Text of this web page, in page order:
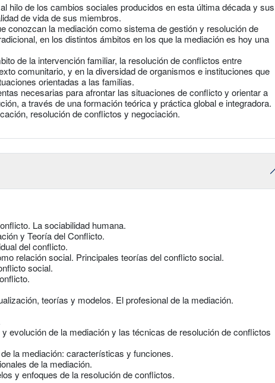
hilo de los cambios sociales producidos en esta última década y sus
de vida de sus miembros.
conozcan la mediación como sistema de gestión y resolución de
en los distintos ámbitos en los que la mediación es hoy una
de la intervención familiar, la resolución de conflictos entre
comunitario, y en la diversidad de organismos e instituciones que
orientadas a las familias.
necesarias para afrontar las situaciones de conflicto y orientar a
a través de una formación teórica y práctica global e integradora.
resolución de conflictos y negociación.
La sociabilidad humana.
y Teoría del Conflicto.
del conflicto.
relación social. Principales teorías del conflicto social.
social.
teorías y modelos. El profesional de la mediación.
evolución de la mediación y las técnicas de resolución de conflictos
la mediación: características y funciones.
de la mediación.
y enfoques de la resolución de conflictos.